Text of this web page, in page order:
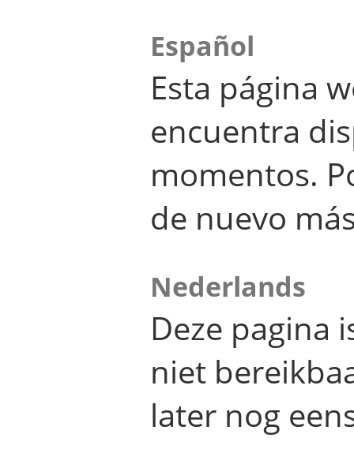
Español
Esta página
encuentra
momentos.
de nuevo
Nederlands
Deze pagina
niet
later nog